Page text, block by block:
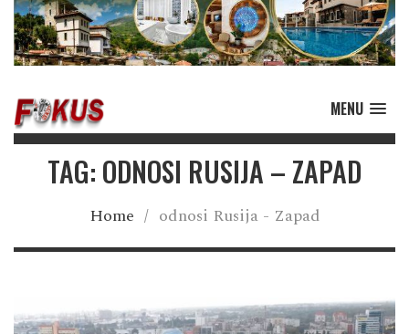
MENU
TAG: ODNOSI RUSIJA – ZAPAD
Home / odnosi Rusija - Zapad